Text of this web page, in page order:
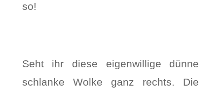
so!
Seht ihr diese eigenwillige dünne
schlanke Wolke ganz rechts. Die